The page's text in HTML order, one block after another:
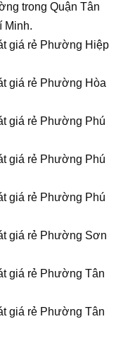
trong Quận Tân
Minh.
giá rẻ Phường Hiệp
giá rẻ Phường Hòa
giá rẻ Phường Phú
giá rẻ Phường Phú
giá rẻ Phường Phú
giá rẻ Phường Sơn
giá rẻ Phường Tân
giá rẻ Phường Tân